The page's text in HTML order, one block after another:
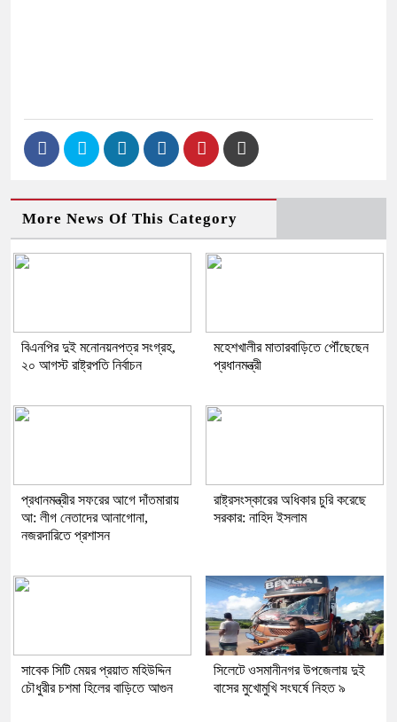
More News Of This Category
বিএনপির দুই মনোনয়নপত্র সংগ্রহ,
২০ আগস্ট রাষ্ট্রপতি নির্বাচন
মহেশখালীর মাতারবাড়িতে পৌঁছেছেন
প্রধানমন্ত্রী
প্রধানমন্ত্রীর সফরের আগে দাঁতমারায়
আ: লীগ নেতাদের আনাগোনা,
নজরদারিতে প্রশাসন
রাষ্ট্রসংস্কারের অধিকার চুরি করেছে
সরকার: নাহিদ ইসলাম
সাবেক সিটি মেয়র প্রয়াত মহিউদ্দিন
চৌধুরীর চশমা হিলের বাড়িতে আগুন
সিলেটে ওসমানীনগর উপজেলায় দুই
বাসের মুখোমুখি সংঘর্ষে নিহত ৯